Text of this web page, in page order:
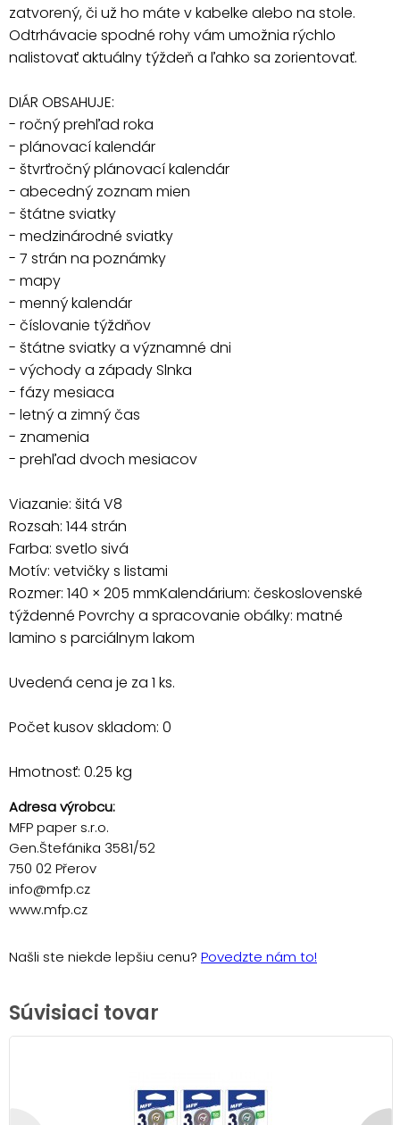
zatvorený, či už ho máte v kabelke alebo na stole.
Odtrhávacie spodné rohy vám umožnia rýchlo
nalistovať aktuálny týždeň a ľahko sa zorientovať.
DIÁR OBSAHUJE:
- ročný prehľad roka
- plánovací kalendár
- štvrťročný plánovací kalendár
- abecedný zoznam mien
- štátne sviatky
- medzinárodné sviatky
- 7 strán na poznámky
- mapy
- menný kalendár
- číslovanie týždňov
- štátne sviatky a významné dni
- východy a západy Slnka
- fázy mesiaca
- letný a zimný čas
- znamenia
- prehľad dvoch mesiacov
Viazanie: šitá V8
Rozsah: 144 strán
Farba: svetlo sivá
Motív: vetvičky s listami
Rozmer: 140 × 205 mmKalendárium: československé
týždenné Povrchy a spracovanie obálky: matné
lamino s parciálnym lakom
Uvedená cena je za 1 ks.
Počet kusov skladom: 0
Hmotnosť: 0.25 kg
Adresa výrobcu:
MFP paper s.r.o.
Gen.Štefánika 3581/52
750 02 Přerov
info@mfp.cz
www.mfp.cz
Našli ste niekde lepšiu cenu? Povedzte nám to!
Súvisiaci tovar